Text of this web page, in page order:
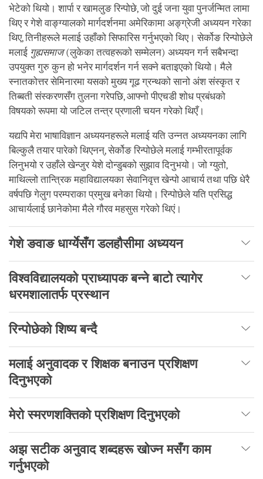
भेटेको थियो। शार्पा र खामलुङ रिन्पोछे, जो दुई जना युवा पुनर्जन्मित लामा
थिए र गेशे वाङ्ग्यालको मार्गदर्शनमा अमेरिकामा अङ्ग्रेजी अध्ययन गरेका
थिए, तिनीहरूले मलाई उहाँको सिफारिस गर्नुभएको थिए। सेर्कोङ रिन्पोछेले
मलाई गुह्यसमाज(लुकेका तत्वहरूको सम्मेलन) अध्ययन गर्न सबैभन्दा
उपयुक्त गुरु कुन हो भनेर मार्गदर्शन गर्न सक्ने बताइएको थियो। मैले
स्नातकोत्तर सेमिनारमा यसको मुख्य गूढ ग्रन्थको सानो अंश संस्कृत र
तिब्बती संस्करणसँग तुलना गरेपछि, आफ्नो पीएचडी शोध प्रबंधको
विषयको रूपमा यो जटिल तन्त्र प्रणाली चयन गरेको थिएँ।
यद्यपि मेरा भाषाविज्ञान अध्ययनहरूले मलाई यति उन्नत अध्ययनका लागि
बिल्कुलै तयार पारेको थिएनन्, सेर्कोङ रिन्पोछेले मलाई गम्भीरतापूर्वक
लिनुभयो र उहाँले खेन्जुर येशे दोन्डुबको सुझाव दिनुभयो। जो ग्युतो,
माथिल्लो तान्त्रिक महाविद्यालयका सेवानिवृत्त खेन्पो आचार्य तथा पछि धेरै
वर्षपछि गेलुग परम्पराका प्रमुख बनेका थियो। रिन्पोछेले यति प्रसिद्ध
आचार्यलाई छानेकोमा मैले गौरव महसुस गरेको थिएं।
गेशे ङवाङ धार्ग्येसँग डलहौसीमा अध्ययन
विश्वविद्यालयको प्राध्यापक बन्ने बाटो त्यागेर
धरमशालातर्फ प्रस्थान
रिन्पोछेको शिष्य बन्दै
मलाई अनुवादक र शिक्षक बनाउन प्रशिक्षण
दिनुभएको
मेरो स्मरणशक्तिको प्रशिक्षण दिनुभएको
अझ सटीक अनुवाद शब्दहरू खोज्न मसँग काम
गर्नुभएको